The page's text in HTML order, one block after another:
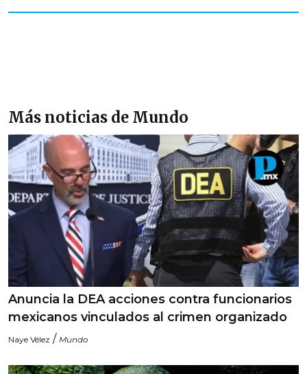
Más noticias de Mundo
Anuncia la DEA acciones contra funcionarios
mexicanos vinculados al crimen organizado
Naye Vélez / Mundo